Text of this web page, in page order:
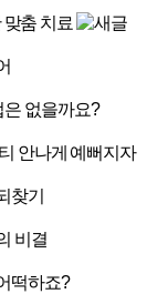
맞춤 치료
없을까요?
안나게 예뻐지자
찾기
비결
떡하죠?